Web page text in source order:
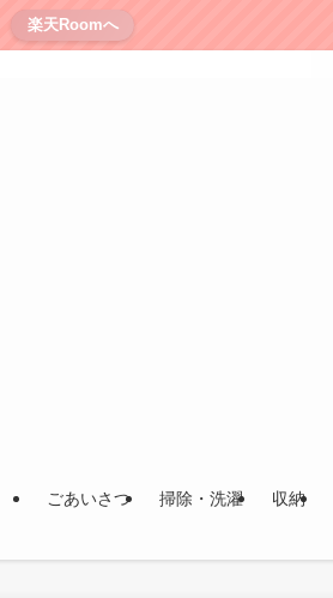
楽天Roomへ
ごあいさつ 掃除・洗濯 収納